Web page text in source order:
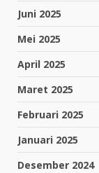
Juni 2025
Mei 2025
April 2025
Maret 2025
Februari 2025
Januari 2025
Desember 2024